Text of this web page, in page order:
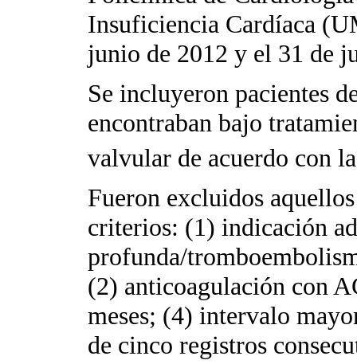
Insuficiencia Cardíaca
junio de 2012 y el 31 de
Se incluyeron pacientes
encontraban bajo
valvular de acuerdo con
Fueron excluidos
criterios: (1) indicación
profunda/
(2) anticoagulación con
meses; (4) intervalo
de cinco registros